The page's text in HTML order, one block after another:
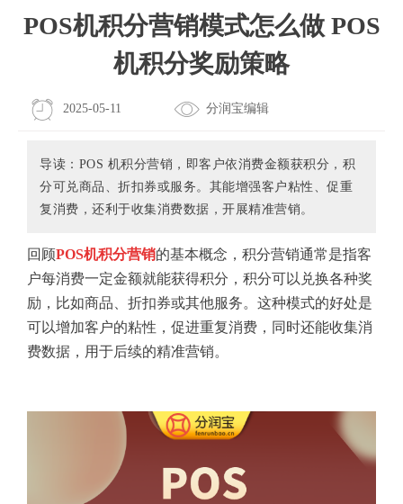
POS机积分营销模式怎么做 POS
机积分奖励策略
2025-05-11 分润宝编辑
导读：POS 机积分营销，即客户依消费金额获积分，积
分可兑商品、折扣券或服务。其能增强客户粘性、促重
复消费，还利于收集消费数据，开展精准营销。
回顾POS机积分营销的基本概念，积分营销通常是指客
户每消费一定金额就能获得积分，积分可以兑换各种奖
励，比如商品、折扣券或其他服务。这种模式的好处是
可以增加客户的粘性，促进重复消费，同时还能收集消
费数据，用于后续的精准营销。